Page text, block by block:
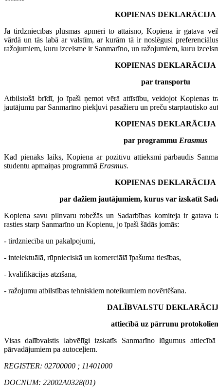
KOPIENAS DEKLARĀCIJA
Ja tirdzniecības plūsmas apmēri to attaisno, Kopiena ir gatava
vārdā un tās labā ar valstīm, ar kurām tā ir noslēgusi
ražojumiem, kuru izcelsme ir Sanmarīno, un ražojumiem, kuru
KOPIENAS DEKLARĀCIJA
par transportu
Atbilstošā brīdī, jo īpaši ņemot vērā attīstību, veidojot Kopienas
jautājumu par Sanmarīno piekļuvi pasažieru un preču starptautisko
KOPIENAS DEKLARĀCIJA
par programmu Erasmus
Kad pienāks laiks, Kopiena ar pozitīvu attieksmi pārbaudīs
studentu apmaiņas programmā Erasmus.
KOPIENAS DEKLARĀCIJA
par dažiem jautājumiem, kurus var izskatīt
Kopiena savu pilnvaru robežās un Sadarbības komiteja ir gatava
rasties starp Sanmarīno un Kopienu, jo īpaši šādās jomās:
- tirdzniecība un pakalpojumi,
- intelektuālā, rūpnieciskā un komerciālā īpašuma tiesības,
- kvalifikācijas atzīšana,
- ražojumu atbilstības tehniskiem noteikumiem novērtēšana.
DALĪBVALSTU
attiecībā uz pārrunu
Visas dalībvalstis labvēlīgi izskatīs Sanmarīno lūgumus
pārvadājumiem pa autoceļiem.
REGISTER: 02700000 ; 11401000
DOCNUM: 22002A0328(01)